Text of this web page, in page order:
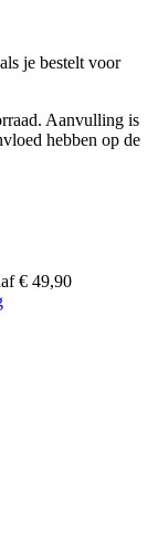
als je bestelt voor
Aanvulling is
hebben op de
€ 49,90